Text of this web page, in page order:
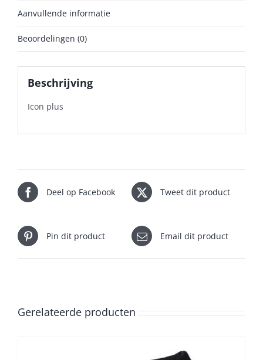
Aanvullende informatie
Beoordelingen (0)
Beschrijving
Icon plus
Deel op Facebook Tweet dit product
Pin dit product Email dit product
Gerelateerde producten